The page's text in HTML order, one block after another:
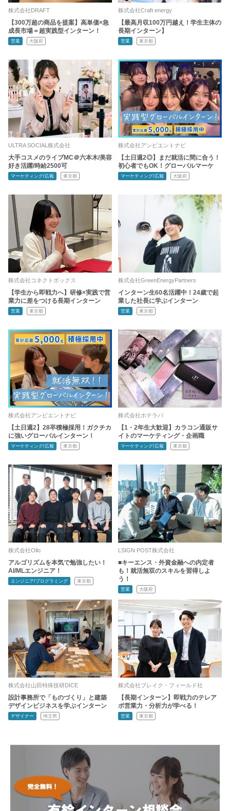
株式会社DRAFT
【300万超の商品を提案】高単価×急
成長市場＝超実践型インターン！
営業 大阪府
株式会社Craft energy
【最高月収100万円越え！学生主体の
長期インターン】
営業 東京都
ULTRA SOCIAL株式会社
大手コスメのライブMC＠六本木/美容
好き活躍/時給2500可
マーケティング/広報 東京都
株式会社アンビエントナビ
【土日週2◎】まだ就活に間に合う！
初心者でもOK！グローバルマーケ
マーケティング/広報 大阪府
株式会社コネクトボックス
【学生から即戦力へ】研修×実践で営
業力に差をつける長期インターン
営業 東京都
株式会社GreenEnergyPartners
インターン生60名活躍中！24歳で起
業した社長に学ぶインターン
営業 東京都
株式会社アンビエントナビ
【土日週2】28卒積極採用！ガクチカ
に強いグローバルインターン！
マーケティング/広報 東京都
株式会社ホテラバ
【1・2年生大歓迎】カラコン通販サ
イトのマーケティング・企画職
マーケティング/広報 東京都
株式会社Ollo
アルゴリズムを本気で勉強したい！
AI/MLエンジニア！
エンジニア/プログラミング 東京都
LSIGN POST株式会社
■キーエンス・外資金融への内定者
も！就活無双のスキルを習得しよ
う！
営業 大阪府
株式会社山田特殊技研DICE
設計事務所で「ものづくり」と建築
デザインビジネスを学ぶインターン
デザイナー 埼玉県
株式会社ブレイク・フィールド社
【長期インターン】即戦力のテレア
ポ営業力・分析力が学べる！
営業 東京都